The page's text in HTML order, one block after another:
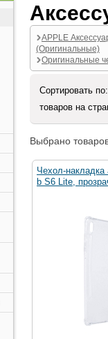
APPLE
(Оригинальные)
Оригинальные
Сортировать
товаров на
Выбрано
Чехол-накладка
b S6 Lite,